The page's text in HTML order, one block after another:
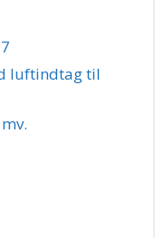
luftindtag til